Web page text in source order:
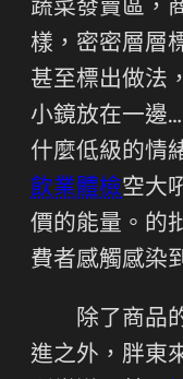
蔬菜發賣區，
樣，密密層層
甚至標出做法
小鏡放在一邊
什麼低級的情
飲業體檢空大
價的能量。的
費者感觸感染
除了商品
進之外，胖東